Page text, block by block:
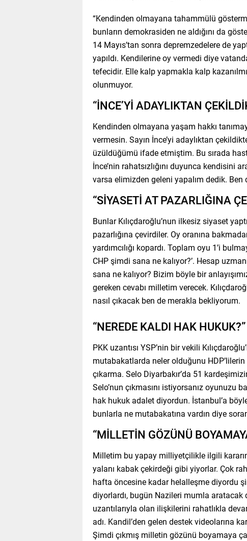
“Kendinden olmayana tahammülü
bunların demokrasiden ne aldığını da
14 Mayıs’tan sonra depremzedelere de
yapıldı. Kendilerine oy vermedi diye
tefecidir. Elle kalp yapmakla kalp
olunmuyor.
“İNCE’Yİ ADAYLIKTAN
Kendinden olmayana yaşam hakkı
vermesin. Sayın İnce’yi adaylıktan
üzüldüğümü ifade etmiştim. Bu sırada
İnce’nin rahatsızlığını duyunca kendisini
varsa elimizden geleni yapalım dedik.
“SİYASETİ AT PAZARLIĞINA
Bunlar Kılıçdaroğlu’nun ilkesiz siyaset
pazarlığına çevirdiler. Oy oranına
yardımcılığı kopardı. Toplam oyu 1’i
CHP şimdi sana ne kalıyor?’. Hesap
sana ne kalıyor? Bizim böyle bir
gereken cevabı milletim verecek.
nasıl çıkacak ben de merakla bekliyorum.
“NEREDE KALDI HAK HUKUK?”
PKK uzantısı YSP’nin bir vekili
mutabakatlarda neler olduğunu HDP’lilerin
çıkarma. Selo Diyarbakır’da 51
Selo’nun çıkmasını istiyorsanız oyunuzu
hak hukuk adalet diyordun. İstanbul’a
bunlarla ne mutabakatına vardın diye
“MİLLETİN GÖZÜNÜ
Milletim bu yapay milliyetçilikle ilgili
yalanı kabak çekirdeği gibi yiyorlar. Çok
hafta öncesine kadar helalleşme diyordu
diyorlardı, bugün Nazileri mumla
uzantılarıyla olan ilişkilerini rahatlıkla
adı. Kandil’den gelen destek videolarına
Şimdi çıkmış milletin gözünü boyamaya